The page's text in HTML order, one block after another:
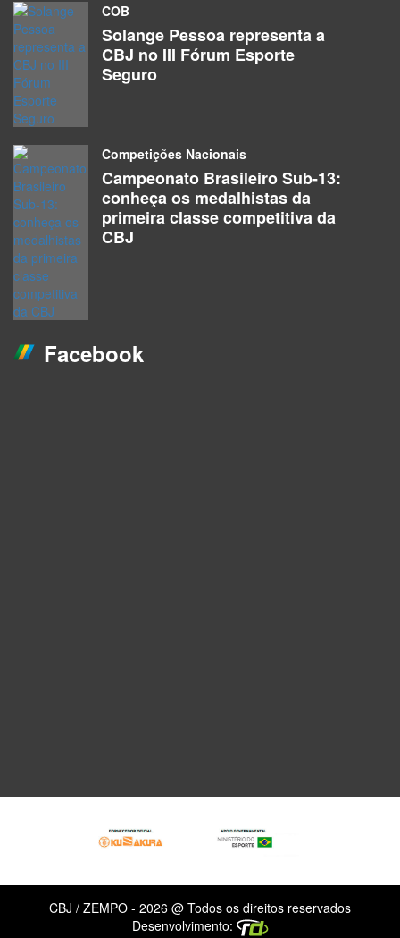
COB
Solange Pessoa representa a
CBJ no III Fórum Esporte
Seguro
Competições Nacionais
Campeonato Brasileiro Sub-13:
conheça os medalhistas da
primeira classe competitiva da
CBJ
Facebook
CBJ / ZEMPO - 2026 @ Todos os direitos reservados
Desenvolvimento: